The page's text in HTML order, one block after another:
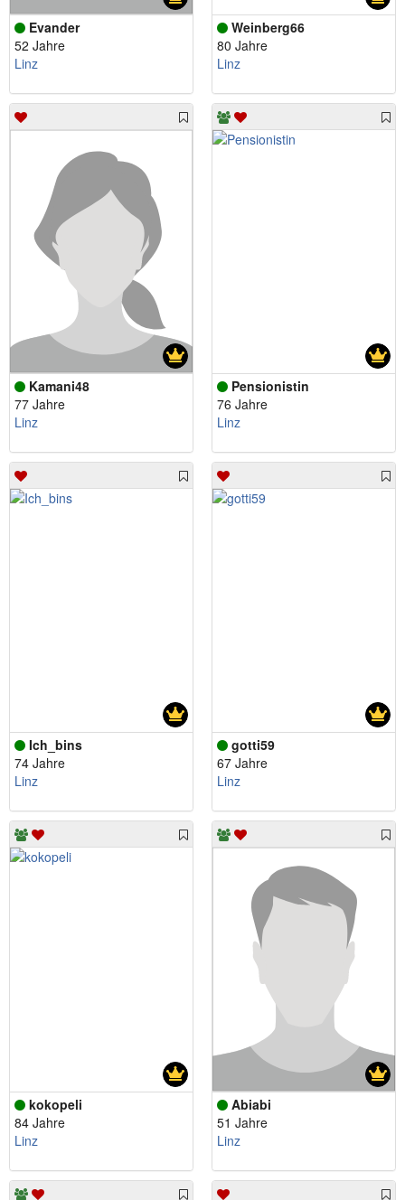
Evander
52 Jahre
Linz
Weinberg66
80 Jahre
Linz
Kamani48
77 Jahre
Linz
Pensionistin
76 Jahre
Linz
Ich_bins
74 Jahre
Linz
gotti59
67 Jahre
Linz
kokopeli
84 Jahre
Linz
Abiabi
51 Jahre
Linz